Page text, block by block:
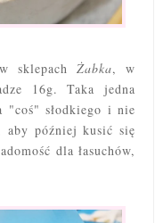
w sklepach Żabka, w
16g. Taka jedna
"coś" słodkiego i nie
aby później kusić się
dla łasuchów,